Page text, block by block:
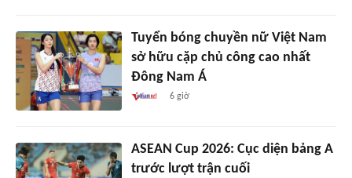
Tuyển bóng chuyền nữ Việt Nam
sở hữu cặp chủ công cao nhất
Đông Nam Á
6 giờ
ASEAN Cup 2026: Cục diện bảng A
trước lượt trận cuối